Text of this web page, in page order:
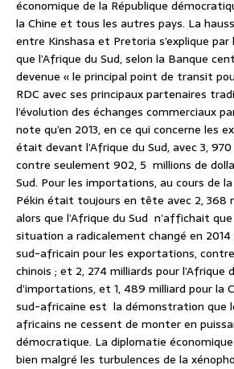
économique de la République
la Chine et tous les autres pays. La
entre Kinshasa et Pretoria s’explique
que l’Afrique du Sud, selon la Banque
devenue « le principal point de transit
RDC avec ses principaux partenaires
l’évolution des échanges commerciaux
note qu’en 2013, en ce qui concerne les
était devant l’Afrique du Sud, avec 3,
contre seulement 902, 5 millions de
Sud. Pour les importations, au cours de
Pékin était toujours en tête avec 2, 368
alors que l’Afrique du Sud n’affichait que
situation a radicalement changé en 2014
sud-africain pour les exportations,
chinois ; et 2, 274 milliards pour l’Afrique
d’importations, et 1, 489 milliard pour la
sud-africaine est la démonstration que
africains ne cessent de monter en
démocratique. La diplomatie
bien malgré les turbulences de la